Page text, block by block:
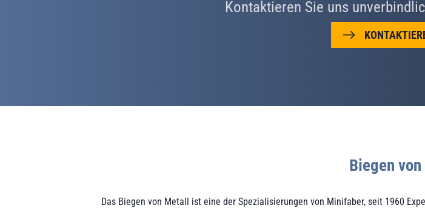
Kontaktieren Sie uns
Biegen von
Das Biegen von Metall ist eine der Spezialisierungen von Minifaber, seit 1960